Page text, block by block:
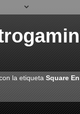
la etiqueta Square